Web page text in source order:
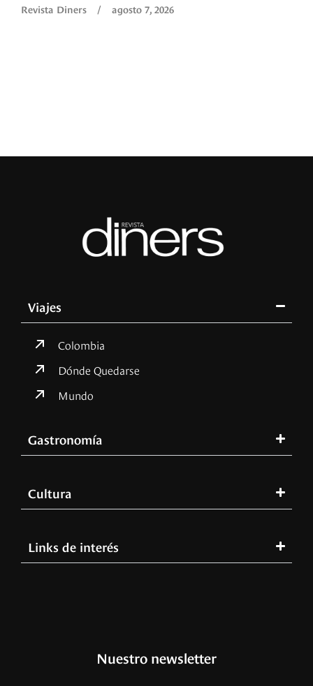
Revista Diners / agosto 7, 2026
Viajes
Colombia
Dónde Quedarse
Mundo
Gastronomía
Cultura
Links de interés
Nuestro newsletter